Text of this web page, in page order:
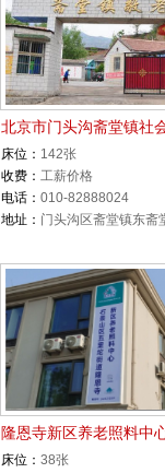
北京市门头沟斋堂镇社
床位： 142张
收费： 工薪价格
电话： 010-82888024
地址： 门头沟区斋堂镇东斋
隆恩寺新区养老照料中
床位： 38张